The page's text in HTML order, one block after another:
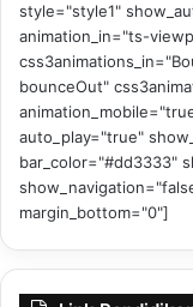
style="style1"
animation_in="ts-
bounceOut"
auto_play="true"
bar_color="#dd3333"
margin_bottom="0"]